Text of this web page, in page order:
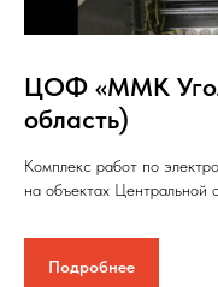
ЦОФ «ММК
область)
Комплекс работ по
на объектах Центральной
Подробнее